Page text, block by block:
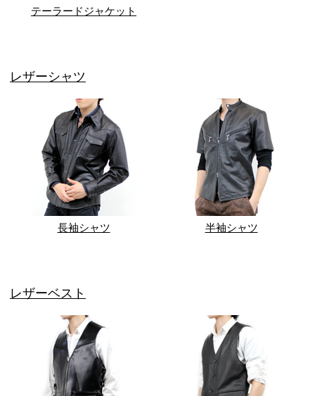
テーラードジャケット
レザーシャツ
長袖シャツ 半袖シャツ
レザーベスト